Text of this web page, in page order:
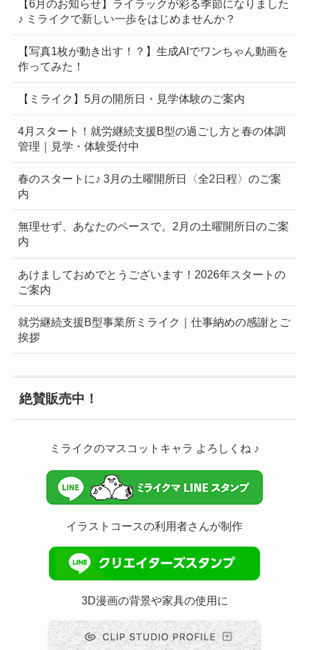
【6月のお知らせ】ライラックが彩る季節になりました
♪ ミライクで新しい一歩をはじめませんか？
【写真1枚が動き出す！？】生成AIでワンちゃん動画を
作ってみた！
【ミライク】5月の開所日・見学体験のご案内
4月スタート！就労継続支援B型の過ごし方と春の体調
管理｜見学・体験受付中
春のスタートに♪ 3月の土曜開所日〈全2日程〉のご案
内
無理せず、あなたのペースで。2月の土曜開所日のご案
内
あけましておめでとうございます！2026年スタートの
ご案内
就労継続支援B型事業所ミライク｜仕事納めの感謝とご
挨拶
絶賛販売中！
ミライクのマスコットキャラ よろしくね ♪
イラストコースの利用者さんが制作
3D漫画の背景や家具の使用に